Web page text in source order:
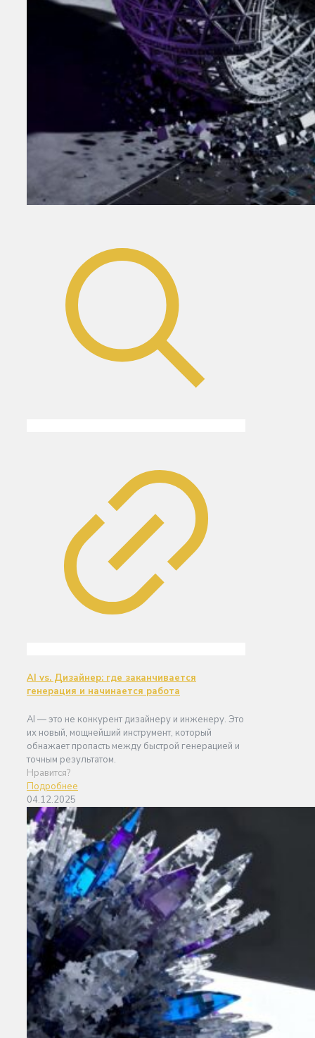
AI vs. Дизайнер: где заканчивается
генерация и начинается работа
AI — это не конкурент дизайнеру и инженеру. Это
их новый, мощнейший инструмент, который
обнажает пропасть между быстрой генерацией и
точным результатом.
Нравится?
Подробнее
04.12.2025